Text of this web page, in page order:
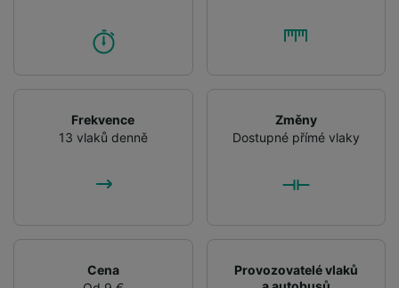
Frekvence
13 vlaků denně
Změny
Dostupné přímé vlaky
Cena
Provozovatelé vlaků